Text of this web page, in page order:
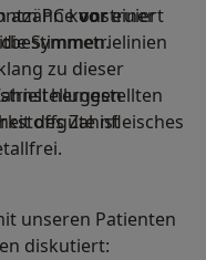
am PC konstruiert
hergestellten
ist
voreiner
Symmetrielinien
zu dieser
des Zahnfleisches
unseren Patienten
diskutiert: